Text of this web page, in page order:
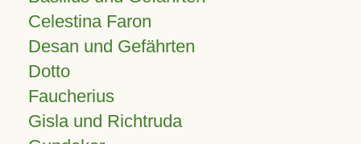
Celestina Faron
Desan und Gefährten
Dotto
Faucherius
Gisla und Richtruda